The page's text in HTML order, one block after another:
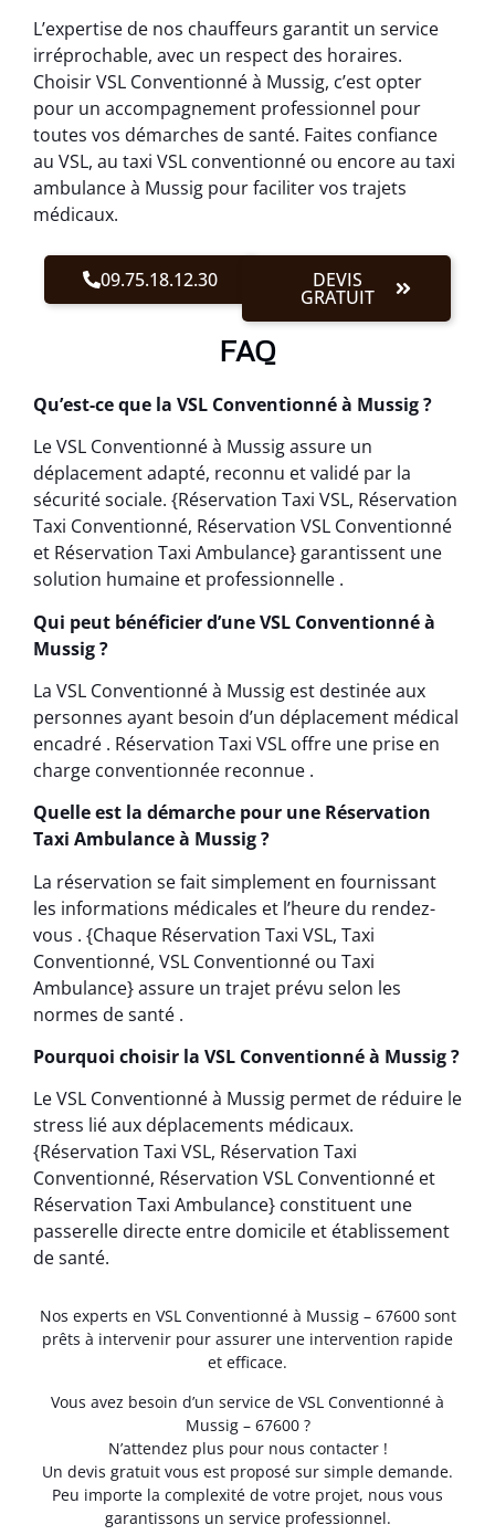
L’expertise de nos chauffeurs garantit un service
irréprochable, avec un respect des horaires.
Choisir VSL Conventionné à Mussig, c’est opter
pour un accompagnement professionnel pour
toutes vos démarches de santé. Faites confiance
au VSL, au taxi VSL conventionné ou encore au taxi
ambulance à Mussig pour faciliter vos trajets
médicaux.
09.75.18.12.30 DEVIS
GRATUIT
FAQ
Qu’est-ce que la VSL Conventionné à Mussig ?
Le VSL Conventionné à Mussig assure un
déplacement adapté, reconnu et validé par la
sécurité sociale. {Réservation Taxi VSL, Réservation
Taxi Conventionné, Réservation VSL Conventionné
et Réservation Taxi Ambulance} garantissent une
solution humaine et professionnelle .
Qui peut bénéficier d’une VSL Conventionné à
Mussig ?
La VSL Conventionné à Mussig est destinée aux
personnes ayant besoin d’un déplacement médical
encadré . Réservation Taxi VSL offre une prise en
charge conventionnée reconnue .
Quelle est la démarche pour une Réservation
Taxi Ambulance à Mussig ?
La réservation se fait simplement en fournissant
les informations médicales et l’heure du rendez-
vous . {Chaque Réservation Taxi VSL, Taxi
Conventionné, VSL Conventionné ou Taxi
Ambulance} assure un trajet prévu selon les
normes de santé .
Pourquoi choisir la VSL Conventionné à Mussig ?
Le VSL Conventionné à Mussig permet de réduire le
stress lié aux déplacements médicaux.
{Réservation Taxi VSL, Réservation Taxi
Conventionné, Réservation VSL Conventionné et
Réservation Taxi Ambulance} constituent une
passerelle directe entre domicile et établissement
de santé.
Nos experts en VSL Conventionné à Mussig – 67600 sont
prêts à intervenir pour assurer une intervention rapide
et efficace.
Vous avez besoin d’un service de VSL Conventionné à
Mussig – 67600 ?
N’attendez plus pour nous contacter !
Un devis gratuit vous est proposé sur simple demande.
Peu importe la complexité de votre projet, nous vous
garantissons un service professionnel.